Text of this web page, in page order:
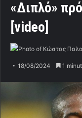
«Διπλό»
[video]
18/08/2024 1